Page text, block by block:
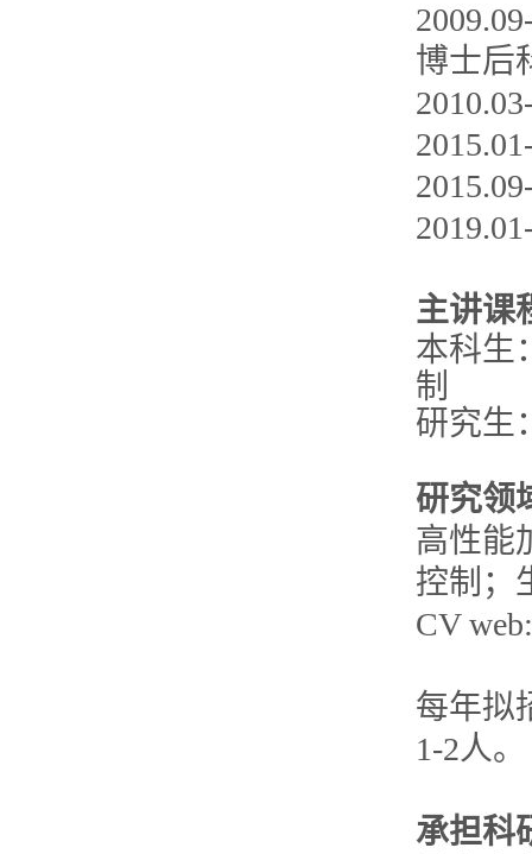
博士后
主讲课
本科生
制
研究生
研究领
高性能
控制；
CV
每年拟
1-2人。
承担科